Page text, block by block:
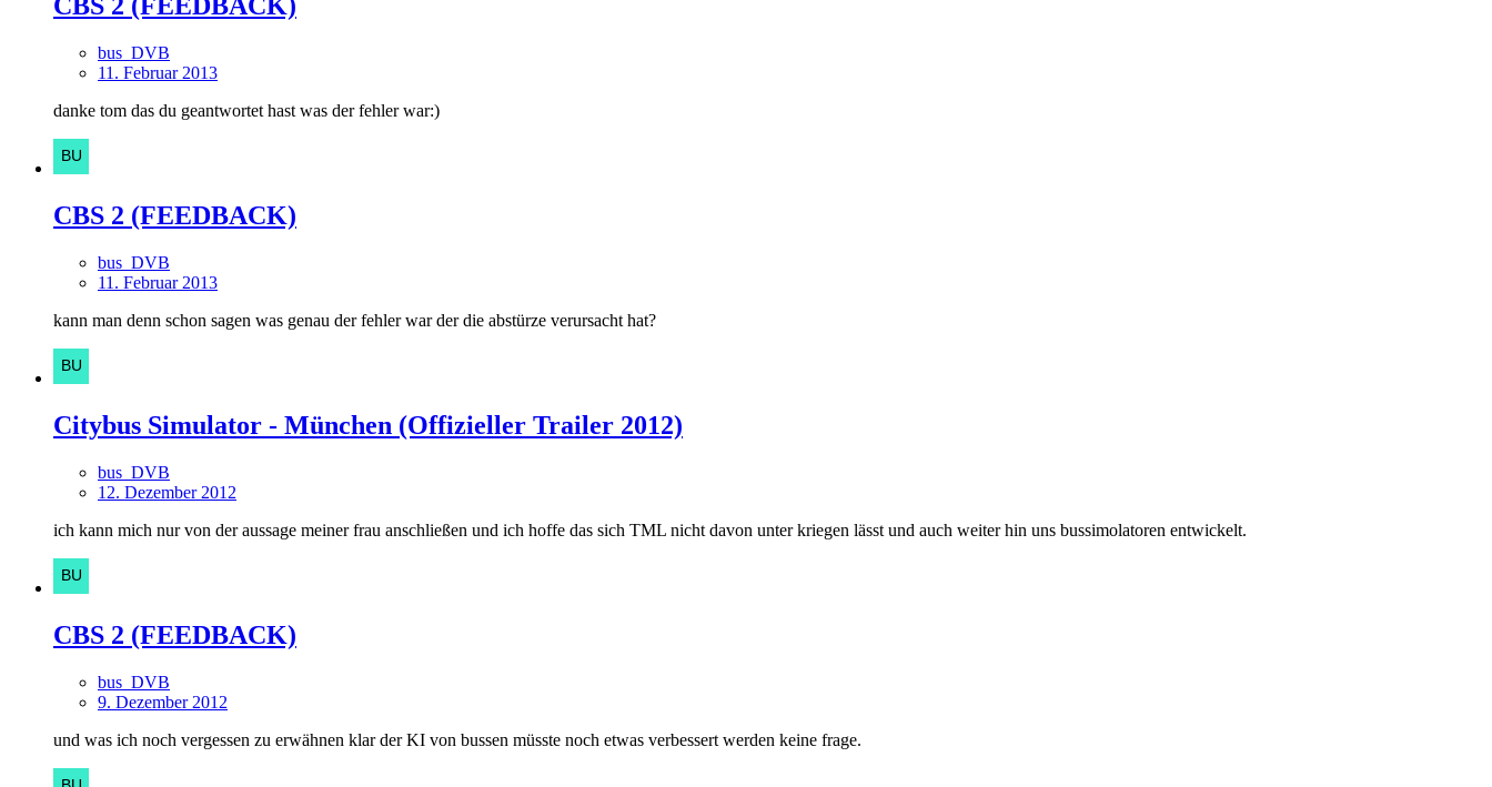
CBS 2 (FEEDBACK)
bus_DVB
11. Februar 2013
danke tom das du geantwortet hast was der fehler war:)
CBS 2 (FEEDBACK)
bus_DVB
11. Februar 2013
kann man denn schon sagen was genau der fehler war der die abstürze verursacht hat?
Citybus Simulator - München (Offizieller Trailer 2012)
bus_DVB
12. Dezember 2012
ich kann mich nur von der aussage meiner frau anschließen und ich hoffe das sich TML nicht davon unter kriegen lässt und auch weiter hin uns bussimolatoren entwickelt.
CBS 2 (FEEDBACK)
bus_DVB
9. Dezember 2012
und was ich noch vergessen zu erwähnen klar der KI von bussen müsste noch etwas verbessert werden keine frage.